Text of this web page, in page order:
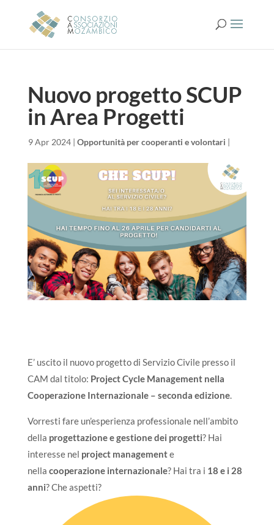
Nuovo progetto SCUP
in Area Progetti
9 Apr 2024| Opportunità per cooperanti e volontari |
E’ uscito il nuovo progetto di Servizio Civile presso il
CAM dal titolo: Project Cycle Management nella
Cooperazione Internazionale – seconda edizione.
Vorresti fare un’esperienza professionale nell’ambito
della progettazione e gestione dei progetti? Hai
interesse nel project managemente
nella cooperazione internazionale? Hai tra i 18 e i 28
anni? Che aspetti?